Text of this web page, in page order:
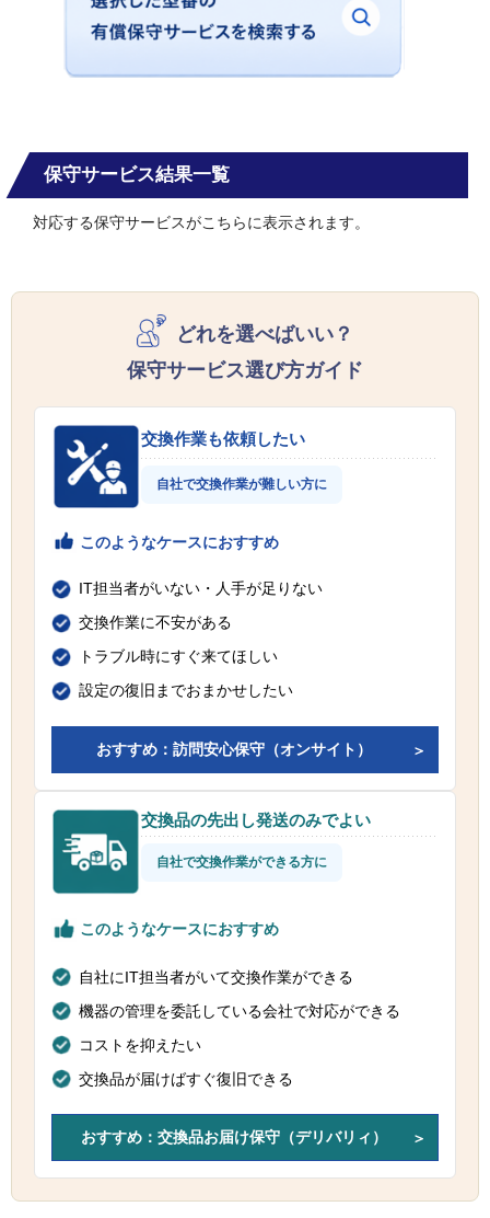
保守サービス結果一覧
対応する保守サービスがこちらに表示されます。
どれを選べばいい？
保守サービス選び方ガイド
交換作業も依頼したい
自社で交換作業が難しい方に
このようなケースにおすすめ
IT担当者がいない・人手が足りない
交換作業に不安がある
トラブル時にすぐ来てほしい
設定の復旧までおまかせしたい
おすすめ：訪問安心保守（オンサイト）
交換品の先出し発送のみでよい
自社で交換作業ができる方に
このようなケースにおすすめ
自社にIT担当者がいて交換作業ができる
機器の管理を委託している会社で対応ができる
コストを抑えたい
交換品が届けばすぐ復旧できる
おすすめ：交換品お届け保守（デリバリィ）